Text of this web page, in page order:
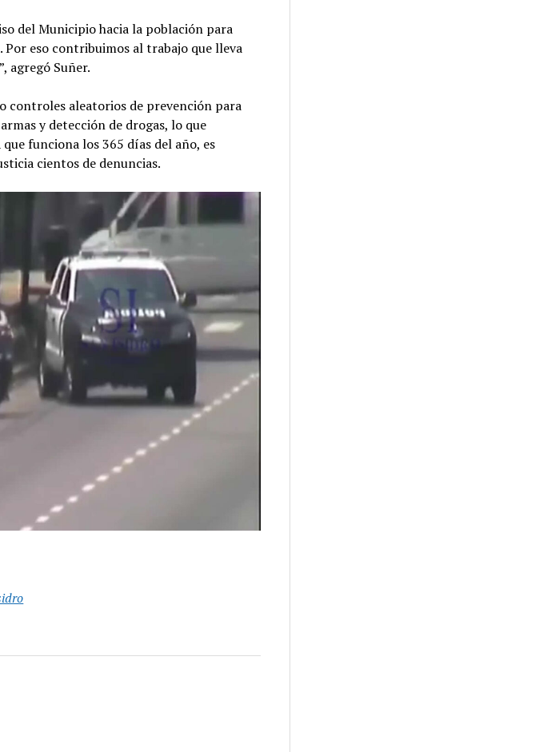
del Municipio hacia la población para
eso contribuimos al trabajo que lleva
agregó Suñer.
controles aleatorios de prevención para
y detección de drogas, lo que
funciona los 365 días del año, es
cientos de denuncias.